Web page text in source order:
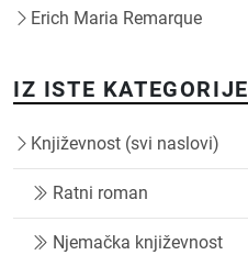
Erich Maria Remarque
IZ ISTE KATEGORIJE
Književnost (svi naslovi)
Ratni roman
Njemačka književnost